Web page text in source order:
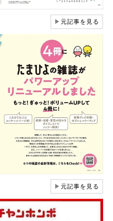
▶元記事を見る
▶元記事を見る